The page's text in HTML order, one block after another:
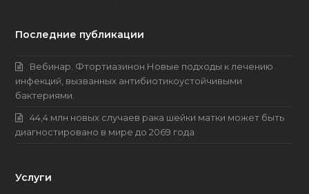
Последние публикации
Вебинар. Фтортиазинон.Новые подходы к лечению
инфекций, вызванных антибиотикоустойчивыми
бактериями.
44,4 млн новых случаев рака шейки матки может быть
диагностировано в мире до 2069 года
Услуги